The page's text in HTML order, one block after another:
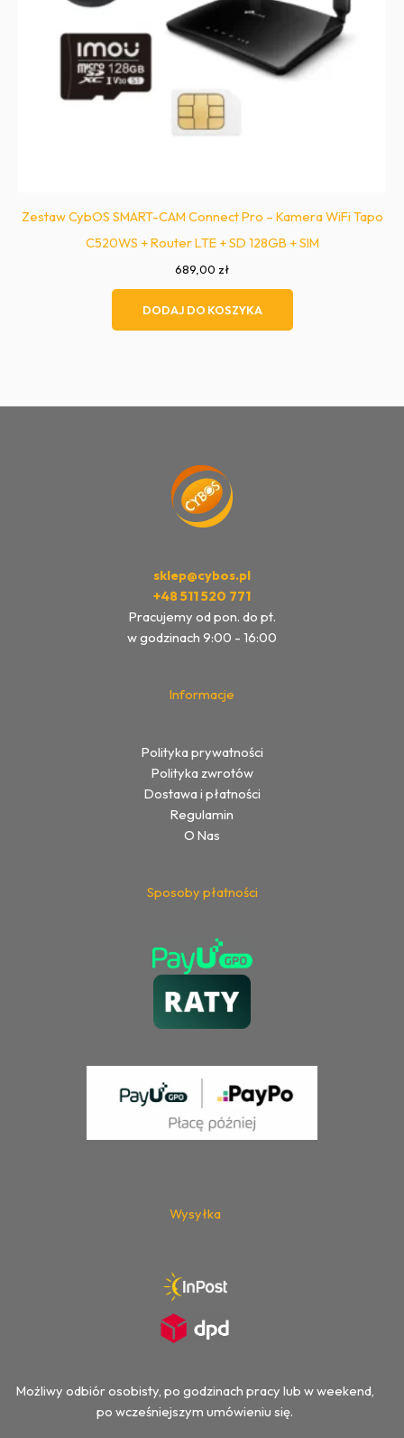
Zestaw CybOS SMART-CAM Connect Pro – Kamera WiFi Tapo
C520WS + Router LTE + SD 128GB + SIM
689,00 zł
DODAJ DO KOSZYKA
sklep@cybos.pl
+48 511 520 771
Pracujemy od pon. do pt.
w godzinach 9:00 - 16:00
Informacje
Polityka prywatności
Polityka zwrotów
Dostawa i płatności
Regulamin
O Nas
Sposoby płatności
Wysyłka
Możliwy odbiór osobisty, po godzinach pracy lub w weekend,
po wcześniejszym umówieniu się.